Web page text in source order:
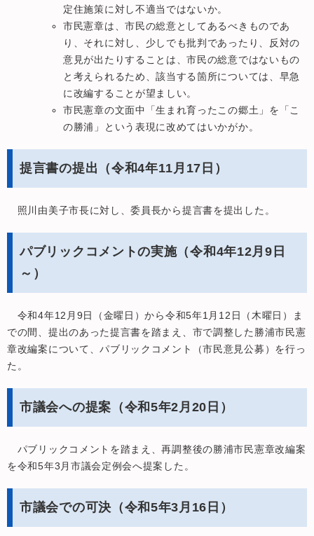
定住施策に対し不適当ではないか。
市民憲章は、市民の総意としてあるべきものであ
り、それに対し、少しでも批判であったり、反対の
意見が出たりすることは、市民の総意ではないもの
と考えられるため、該当する箇所については、早急
に改編することが望ましい。
市民憲章の文面中「生まれ育ったこの郷土」を「こ
の勝浦」という表現に改めてはいかがか。
提言書の提出（令和4年11月17日）
照川由美子市長に対し、委員長から提言書を提出した。
パブリックコメントの実施（令和4年12月9日
～）
令和4年12月9日（金曜日）から令和5年1月12日（木曜日）ま
での間、提出のあった提言書を踏まえ、市で調整した勝浦市民憲
章改編案について、パブリックコメント（市民意見公募）を行っ
た。
市議会への提案（令和5年2月20日）
パブリックコメントを踏まえ、再調整後の勝浦市民憲章改編案
を令和5年3月市議会定例会へ提案した。
市議会での可決（令和5年3月16日）